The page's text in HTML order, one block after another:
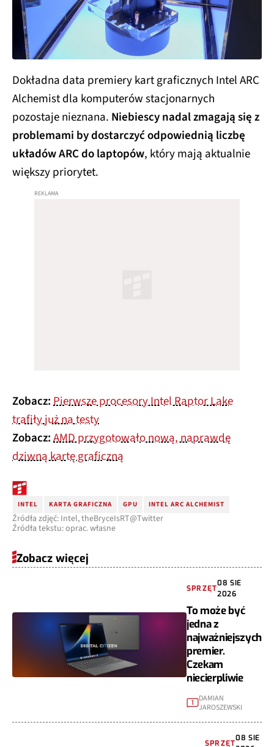
Dokładna data premiery kart graficznych Intel ARC
Alchemist dla komputerów stacjonarnych
pozostaje nieznana. Niebiescy nadal zmagają się z
problemami by dostarczyć odpowiednią liczbę
układów ARC do laptopów, który mają aktualnie
większy priorytet.
Zobacz:Pierwsze procesory Intel Raptor Lake
trafiły już na testy
Zobacz:AMD przygotowało nową, naprawdę
dziwną kartę graficzną
INTEL KARTA GRAFICZNA GPU INTEL ARC ALCHEMIST
Źródła zdjęć: Intel, theBryceIsRT@Twitter
Źródła tekstu: oprac. własne
Zobacz więcej
SPRZĘT
08 SIE
2026
To może być
jedna z
najważniejszych
premier.
Czekam
niecierpliwie
1
DAMIAN
JAROSZEWSKI
SPRZĘT
08 SIE